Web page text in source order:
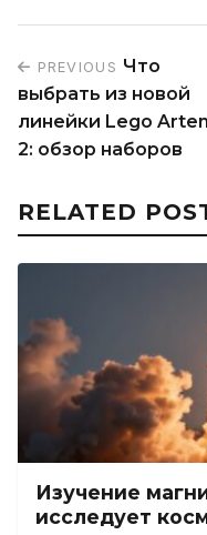
PREVIOUS Что
выбрать из новой
линейки Lego
2: обзор наборов
RELATED
Изучение
исследует